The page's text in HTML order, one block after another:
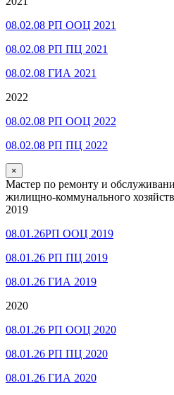
08.02.08 РП ООЦ 2021
08.02.08 РП ПЦ 2021
08.02.08 ГИА 2021
2022
08.02.08 РП ООЦ 2022
08.02.08 РП ПЦ 2022
×
Мастер по ремонту и
жилищно-коммунального
2019
08.01.26РП ООЦ 2019
08.01.26 РП ПЦ 2019
08.01.26 ГИА 2019
2020
08.01.26 РП ООЦ 2020
08.01.26 РП ПЦ 2020
08.01.26 ГИА 2020